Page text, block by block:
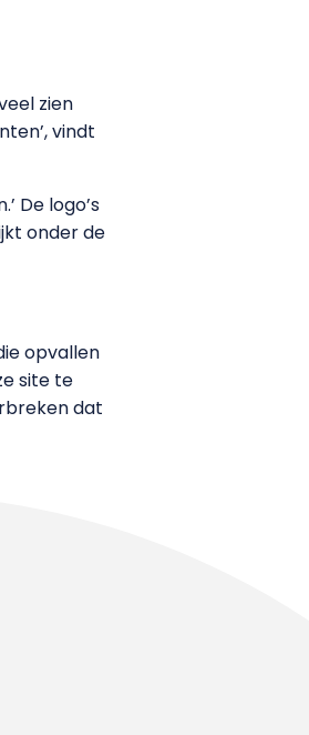
zien
vindt
De logo’s
onder de
opvallen
site te
dat